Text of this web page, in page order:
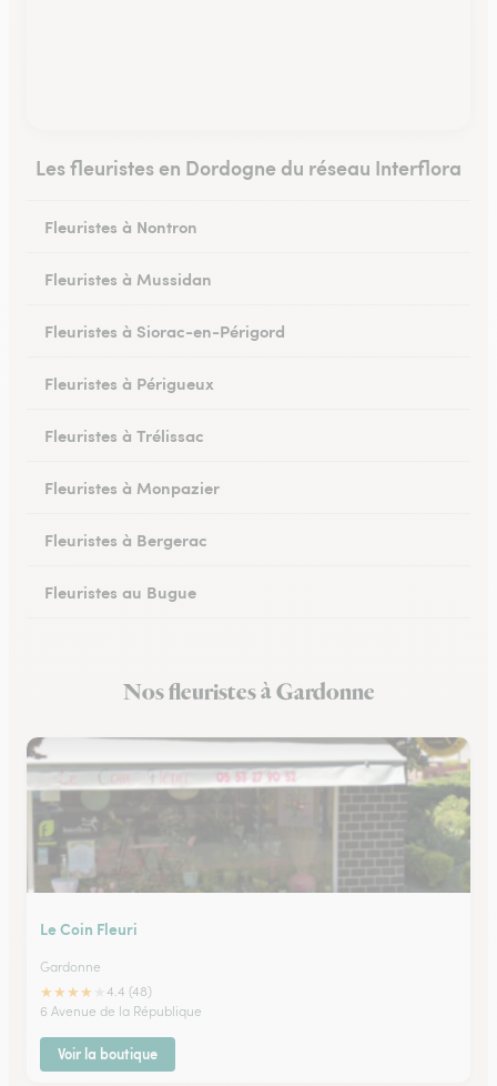
Les fleuristes en Dordogne du réseau Interflora
Fleuristes à Nontron
Fleuristes à Mussidan
Fleuristes à Siorac-en-Périgord
Fleuristes à Périgueux
Fleuristes à Trélissac
Fleuristes à Monpazier
Fleuristes à Bergerac
Fleuristes au Bugue
Fleuristes à Creysse
Nos fleuristes à Gardonne
Le Coin Fleuri
Gardonne
★★★★
4.4 (48)
6 Avenue de la République
Voir la boutique